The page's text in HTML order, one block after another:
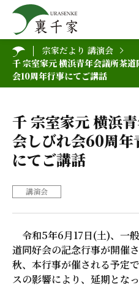
宗家だより 講演会
千 宗室家元 横浜青年会議所茶
会10周年行事にてご講話
千 宗室家元 横浜
会しびれ会60周
にてご講話
講演会
令和5年6月17日(土)、一
道同好会の記念行事が開催
秋、本行事が催される予定
スの影響により、延期となっ